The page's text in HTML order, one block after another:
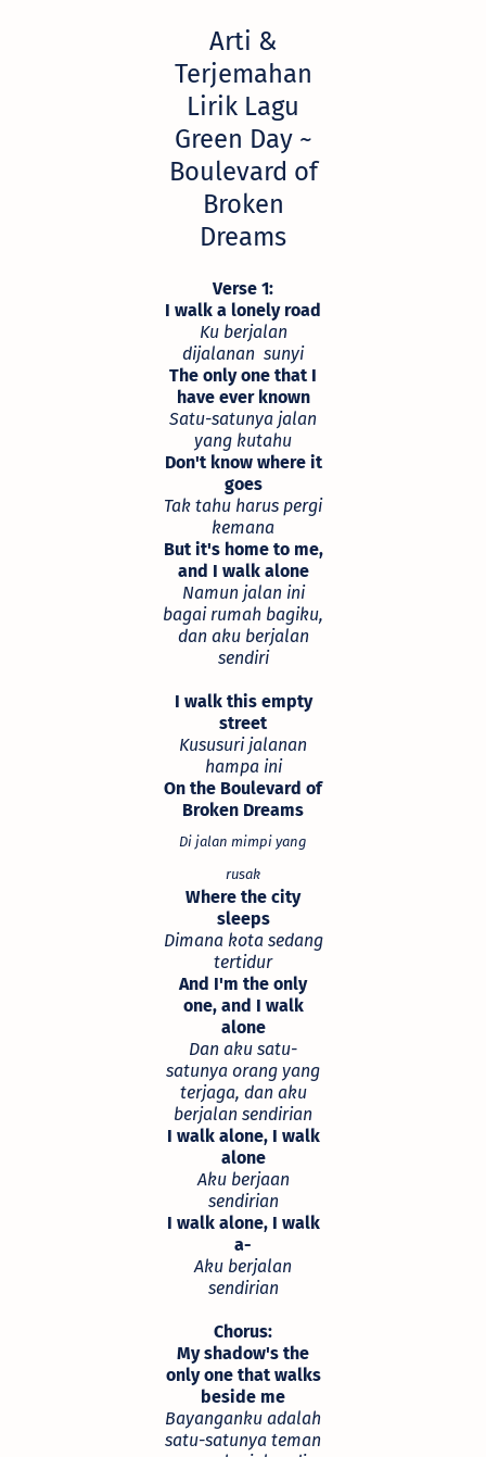
Arti &
Terjemahan
Lirik Lagu
Green Day ~
Boulevard of
Broken
Dreams
Verse 1:
I walk a lonely road
Ku berjalan
dijalanan sunyi
The only one that I
have ever known
Satu-satunya jalan
yang kutahu
Don't know where it
goes
Tak tahu harus pergi
kemana
But it's home to me,
and I walk alone
Namun jalan ini
bagai rumah bagiku,
dan aku berjalan
sendiri
I walk this empty
street
Kususuri jalanan
hampa ini
On the Boulevard of
Broken Dreams
Di jalan mimpi yang
rusak
Where the city
sleeps
Dimana kota sedang
tertidur
And I'm the only
one, and I walk
alone
Dan aku satu-
satunya orang yang
terjaga, dan aku
berjalan sendirian
I walk alone, I walk
alone
Aku berjaan
sendirian
I walk alone, I walk
a-
Aku berjalan
sendirian
Chorus:
My shadow's the
only one that walks
beside me
Bayanganku adalah
satu-satunya teman